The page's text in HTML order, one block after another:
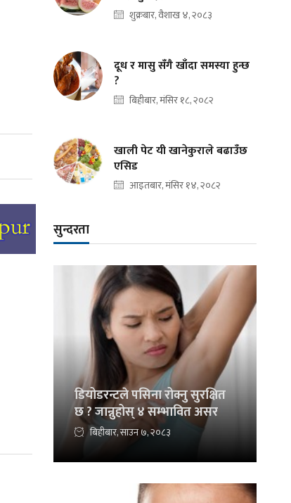
शुक्रबार, वैशाख ४, २०८३
दूध र मासु सँगै खाँदा समस्या हुन्छ
?
बिहीबार, मंसिर १८, २०८२
खाली पेट यी खानेकुराले बढाउँछ
एसिड
आइतबार, मंसिर १४, २०८२
सुन्दरता
डियोडरन्टले पसिना रोक्नु सुरक्षित
छ ? जान्नुहोस् ४ सम्भावित असर
बिहीबार, साउन ७, २०८३